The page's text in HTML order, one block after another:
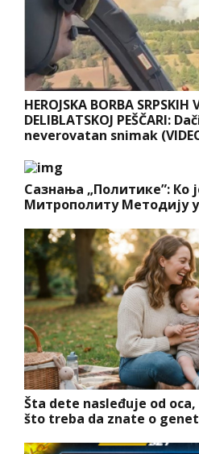
HEROJSKA BORBA SRPSKIH
DELIBLATSKOJ PEŠČARI:
neverovatan snimak
Сазнања „Политике”: Ко
Митрополиту Методију
Šta dete nasleđuje od
što treba da znate o